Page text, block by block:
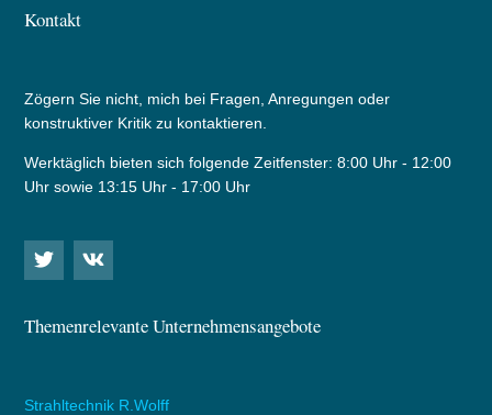
Kontakt
Zögern Sie nicht, mich bei Fragen, Anregungen oder
konstruktiver Kritik zu kontaktieren.
Werktäglich bieten sich folgende Zeitfenster: 8:00 Uhr - 12:00
Uhr sowie 13:15 Uhr - 17:00 Uhr
Themenrelevante Unternehmensangebote
Strahltechnik R.Wolff